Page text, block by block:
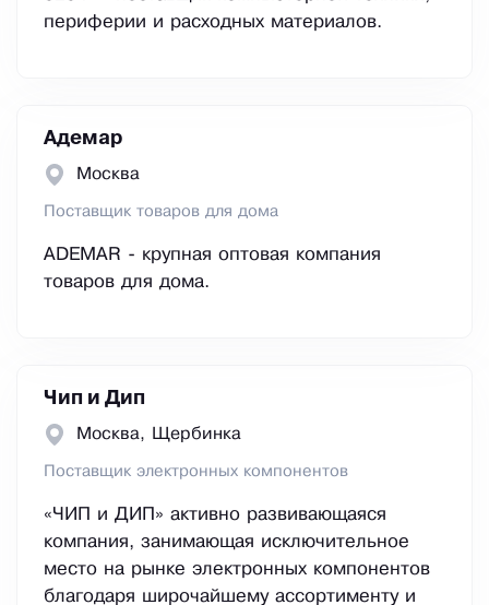
периферии и расходных материалов.
Адемар
Москва
Поставщик товаров для дома
ADEMAR - крупная оптовая компания
товаров для дома.
Чип и Дип
Москва, Щербинка
Поставщик электронных компонентов
«ЧИП и ДИП» активно развивающаяся
компания, занимающая исключительное
место на рынке электронных компонентов
благодаря широчайшему ассортименту и